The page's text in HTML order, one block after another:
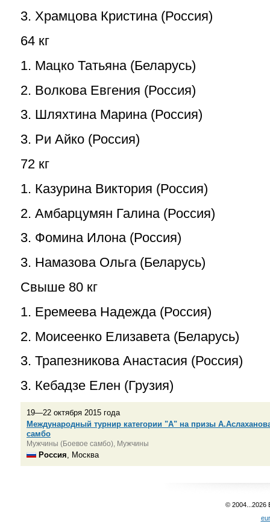
3. Храмцова Кристина (Россия)
64 кг
1. Мацко Татьяна (Беларусь)
2. Волкова Евгения (Россия)
3. Шляхтина Марина (Россия)
3. Ри Айко (Россия)
72 кг
1. Казурина Виктория (Россия)
2. Амбарцумян Галина (Россия)
3. Фомина Илона (Россия)
3. Намазова Ольга (Беларусь)
Свыше 80 кг
1. Еремеева Надежда (Россия)
2. Моисеенко Елизавета (Беларусь)
3. Трапезникова Анастасия (Россия)
3. Кебадзе Елен (Грузия)
19—22 октября 2015 года
Международный турнир категории "А" на призы
самбо
Мужчины (Боевое самбо), Мужчины
Россия, Москва
© 2004...2026